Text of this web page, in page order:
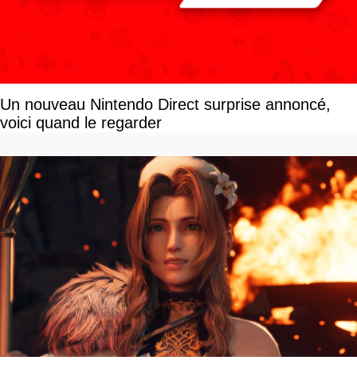
Un nouveau Nintendo Direct surprise annoncé,
voici quand le regarder